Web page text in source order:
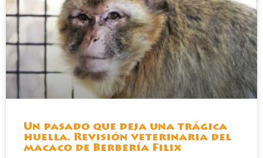
Un pasado que deja una trágica
huella. Revisión veterinaria del
macaco de Berbería Filix